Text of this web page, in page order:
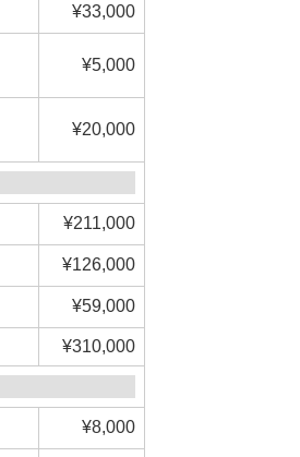
¥33,000
¥5,000
¥20,000
¥211,000
¥126,000
¥59,000
¥310,000
¥8,000